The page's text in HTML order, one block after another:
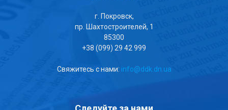
г. Покровск,
пр. Шахтостроителей, 1
85300
+38 (099) 29 42 999
Свяжитесь с нами: info@ddk.dn.ua